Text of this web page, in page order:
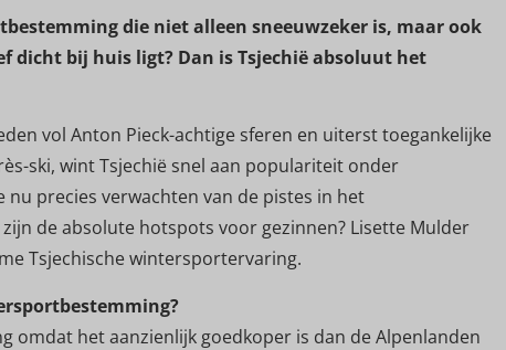
die niet alleen sneeuwzeker is, maar ook
dicht bij huis ligt? Dan is Tsjechië absoluut het
vol Anton Pieck-achtige sferen en uiterst toegankelijke
ski, wint Tsjechië snel aan populariteit onder
precies verwachten van de pistes in het
de absolute hotspots voor gezinnen? Lisette Mulder
Tsjechische wintersportervaring.
omdat het aanzienlijk goedkoper is dan de Alpenlanden